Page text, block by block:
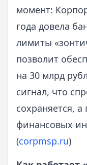
момент:
года довела
лимиты
позволит
на 30 млрд
сигнал, что
сохраняется,
финансовых
(corpmsp.ru)